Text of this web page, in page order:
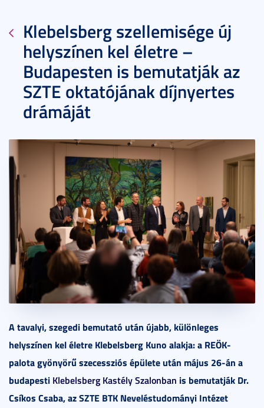
Klebelsberg szellemisége új
helyszínen kel életre –
Budapesten is bemutatják az
SZTE oktatójának díjnyertes
drámáját
A tavalyi, szegedi bemutató után újabb, különleges
helyszínen kel életre Klebelsberg Kuno alakja: a REÖK-
palota gyönyörű szecessziós épülete után május 26-án a
budapesti Klebelsberg Kastély Szalonban is bemutatják Dr.
Csíkos Csaba, az SZTE BTK Neveléstudományi Intézet